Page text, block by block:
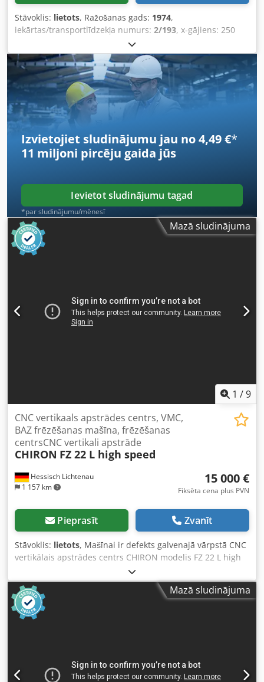
Stāvoklis: lietots, Ražošanas gads: 1974,
iekārtas/transportlīdzekļa numurs: 2/193, x-gājiens: 250
mm Vārpstas ātrums: 450 - 1930 apgr./min Aizņemtā
platība apmēram: 1,40 x 1,40 x 2,10 m Dcsdpfx Aecxxrqsg
Uok
Izvietojiet sludinājumu jau no 4,49 €*
11 miljoni pircēju gaida jūs
Ievietot sludinājumu tagad
*par sludinājumu/mēnesī
Mazā sludinājuma
1 /9
Hessisch Lichtenau
1 157 km
CNC vertikaals apstrādes centrs, VMC,
BAZ frēzēšanas mašīna, frēzēšanas
centrsCNC vertikali apstrāde
CHIRON FZ 22 L high speed
15 000 €
Fiksēta cena plus PVN
Pieprasīt Zvanīt
Stāvoklis: lietots, Mašīnai ir defekts galvenajā vārpstā CNC
vertikālais apstrādes centrs CHIRON modelis FZ 22 L high
speed Ražošanas centrs ar CNC vadību FANUC Series 21-M
Rūpnīcas Nr. 179-98 Ražošanas gads 1999 Pārvietošanās
diapazons X: 2000 mm, Y: 520 mm, Z: 630 mm Galda
izmērs 2700 x 570 mm Galda slodze 525 kg (uz metru)
Instrumentu sistēma SK 40 (DIN 69871) Urbšanas jauda 35
sek. Instrumenta maiņas ātrums no čipiem līdz čipiem 4,8
Mazā sludinājuma